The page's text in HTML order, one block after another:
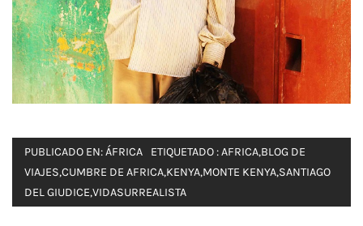
PUBLICADO EN:ÁFRICA ETIQUETADO :AFRICA,BLOG DE
VIAJES,CUMBRE DE AFRICA,KENYA,MONTE KENYA,SANTIAGO
DEL GIUDICE,VIDASURREALISTA